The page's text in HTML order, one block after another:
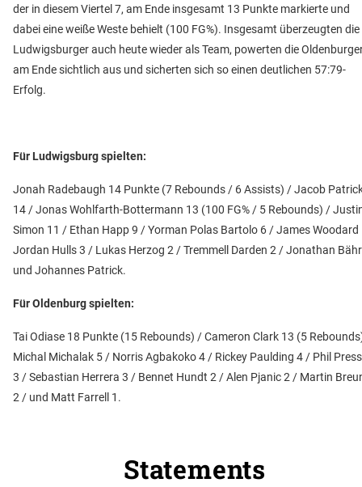
der in diesem Viertel 7, am Ende insgesamt 13 Punkte markierte und
dabei eine weiße Weste behielt (100 FG%). Insgesamt überzeugten die
Ludwigsburger auch heute wieder als Team, powerten die
am Ende sichtlich aus und sicherten sich so einen deutlichen 57:79-
Erfolg.
Für Ludwigsburg spielten:
Jonah Radebaugh 14 Punkte (7 Rebounds / 6 Assists) / Jacob
14 / Jonas Wohlfarth-Bottermann 13 (100 FG% / 5 Rebounds) /
Simon 11 / Ethan Happ 9 / Yorman Polas Bartolo 6 / James Woodard
Jordan Hulls 3 / Lukas Herzog 2 / Tremmell Darden 2 / Jonathan
und Johannes Patrick.
Für Oldenburg spielten:
Tai Odiase 18 Punkte (15 Rebounds) / Cameron Clark 13 (5
Michal Michalak 5 / Norris Agbakoko 4 / Rickey Paulding 4 / Phil
3 / Sebastian Herrera 3 / Bennet Hundt 2 / Alen Pjanic 2 / Martin
2 / und Matt Farrell 1.
Statements